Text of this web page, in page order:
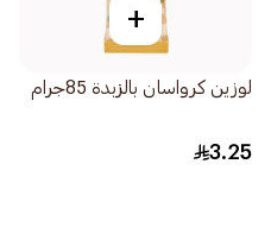
+
لوزين كرواسان بالزبدة 85جرام
3.25